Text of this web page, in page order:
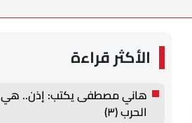
الأكثر قراءة
هاني مصطفى يكتب: إذن.. هي
الحرب (٣)